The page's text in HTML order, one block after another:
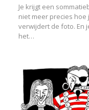
Je krijgt een
niet meer precies hoe
verwijdert de foto. En
het…